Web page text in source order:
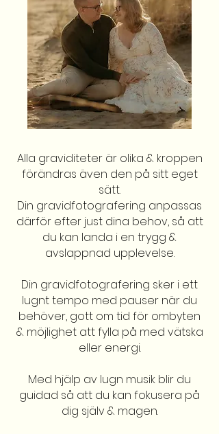
Alla graviditeter är olika & kroppen
förändras även den på sitt eget
sätt.
Din gravidfotografering anpassas
därför efter just dina behov, så att
du kan landa i en trygg &
avslappnad upplevelse.
Din gravidfotografering sker i ett
lugnt tempo med pauser när du
behöver, gott om tid för ombyten
& möjlighet att fylla på med vätska
eller energi.
Med hjälp av lugn musik blir du
guidad så att du kan fokusera på
dig själv & magen.